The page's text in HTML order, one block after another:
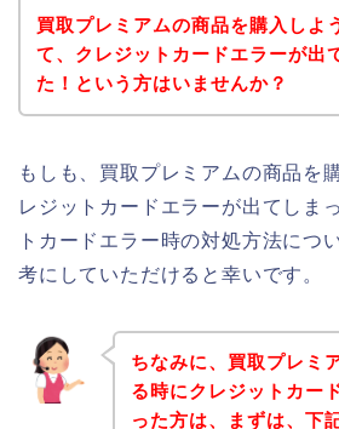
買取プレミアムの商品を購入しよ
て、クレジットカードエラーが出
た！という方はいませんか？
もしも、買取プレミアムの商品を
レジットカードエラーが出てしま
トカードエラー時の対処方法につ
考にしていただけると幸いです。
ちなみに、買取プレミ
る時にクレジットカー
った方は、まずは、下